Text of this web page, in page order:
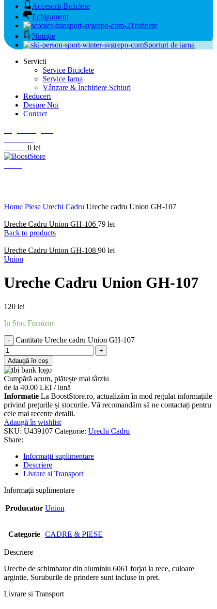
Accesorii Biciclete
Echipament
Trotinete
Nutriție
Sporturi de iarna
Servicii
Service Biciclete
Service Iarna
Vânzare & Închiriere Schiuri
Reduceri
Despre Noi
Contact
0 lei
Home Piese Urechi Cadru Ureche cadru Union GH-107
Ureche Cadru Union GH-106 79 lei
Back to products
Ureche Cadru Union GH-108 90 lei
Union
Ureche Cadru Union GH-107
120 lei
In Stoc Furnizor
Cantitate Ureche cadru Union GH-107
Adaugă în coș
Cumpără acum, plătește mai târziu
de la 40.00 LEI / lună
Informatie La BoostStore.ro, actualizăm în mod regulat informațiile
privind prețurile și stocurile. Vă recomandăm să ne contactați pentru
cele mai recente detalii.
Adaugă în wishlist
SKU: U439107 Categorie: Urechi Cadru
Share:
Informații suplimentare
Descriere
Livrare si Transport
Informații suplimentare
Producator Union
Categorie CADRE & PIESE
Descriere
Ureche de schimbator din aluminiu 6061 forjat la rece, culoare
argintie. Suruburile de prindere sunt incluse in pret.
Livrare si Transport